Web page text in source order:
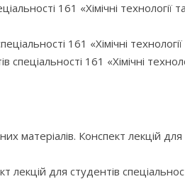
161 «Хімічні
161 «Хімічні
спеціальності 161 «Хімічні
матеріалів. Конспект лекцій
для студентів